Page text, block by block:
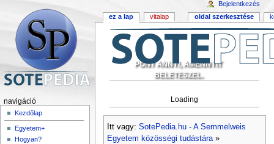
PONT ANNYI, AMENNYIT
BELETESZEL.
Loading
Itt vagy: SotePedia.hu - A Semmelweis
Egyetem közösségi tudástára»
ez a lap vitalap oldal szerkesztése
Bejelentkezés
navigáció
Kezdőlap
Egyetem+
Hogyan?